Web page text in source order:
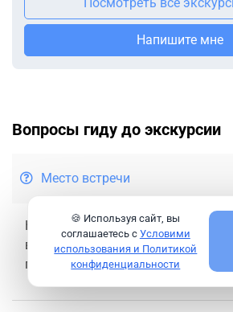
Напишите мне
Вопросы гиду до экскурсии
Место встречи
Начало экскурсии у вашего отеля.
встречи вы узнаете сразу
после бронирования.
🍪 Используя сайт, вы
соглашаетесь с Условими
использования и Политикой
конфиденциальности